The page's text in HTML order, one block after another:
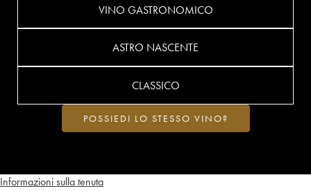
Informazioni sulla tenuta
VINO GASTRONOMICO
ASTRO NASCENTE
CLASSICO
POSSIEDI LO STESSO VINO?